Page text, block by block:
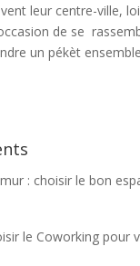
leur centre-ville,
de se
un pékèt
: choisir le bon
le Coworking pour